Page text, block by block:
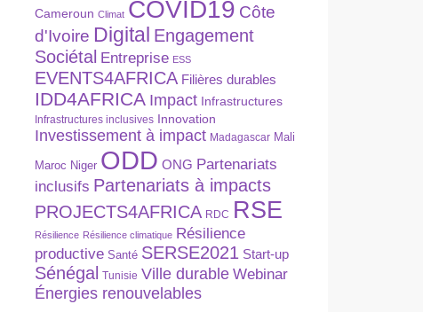
Cameroun Climat COVID19 Côte
d'Ivoire Digital Engagement
Sociétal Entreprise ESS
EVENTS4AFRICA Filières durables
IDD4AFRICA Impact Infrastructures
Infrastructures inclusives Innovation
Investissement à impact Madagascar Mali
Maroc Niger ODD ONG Partenariats
inclusifs Partenariats à impacts
PROJECTS4AFRICA RDC RSE
Résilience Résilience climatique Résilience
productive Santé SERSE2021 Start-up
Sénégal Tunisie Ville durable Webinar
Énergies renouvelables